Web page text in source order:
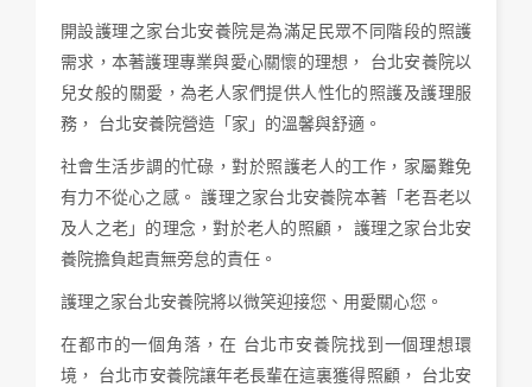
開設護理之家台北安養院是為滿足民眾不同階段的照護
需求，本著護理專業與愛心關懷的理想，
台北安養院以
兒女般的關愛，為老人家們提供人性化的照護及護理服
務，
台北安養院營造「家」的溫馨與舒適。
社會生活步調的忙碌，對於照護老人的工作，家屬難免
有力不從心之感。
護理之家台北安養院本著「老吾老以
及人之老」的理念，對於老人的照顧，
護理之家台北安
養院擔負起責無旁怠的責任。
護理之家台北安養院將以微笑迎接您、用愛關心您。
在都市的一個角落，在 台北市安養院找到一個理想環
境，
台北市安養院讓年老長輩在這裏獲得照顧，
台北安